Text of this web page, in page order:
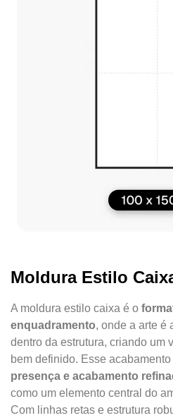
Moldura Estilo
A moldura estilo caixa é o
enquadramento, onde a arte é
dentro da estrutura, criando um
bem definido. Esse acabamento
presença e acabamento
como um elemento central do
Com linhas retas e estrutura